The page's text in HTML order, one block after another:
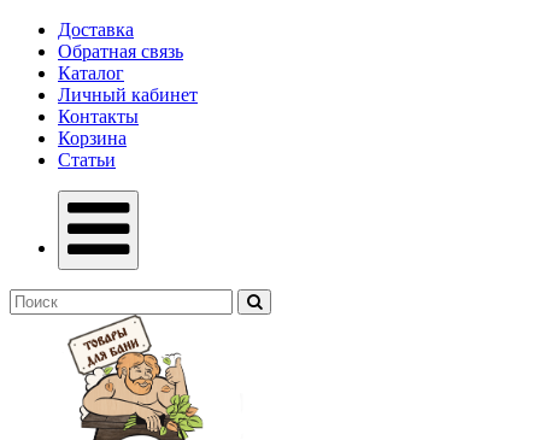
Доставка
Обратная связь
Каталог
Личный кабинет
Контакты
Корзина
Статьи